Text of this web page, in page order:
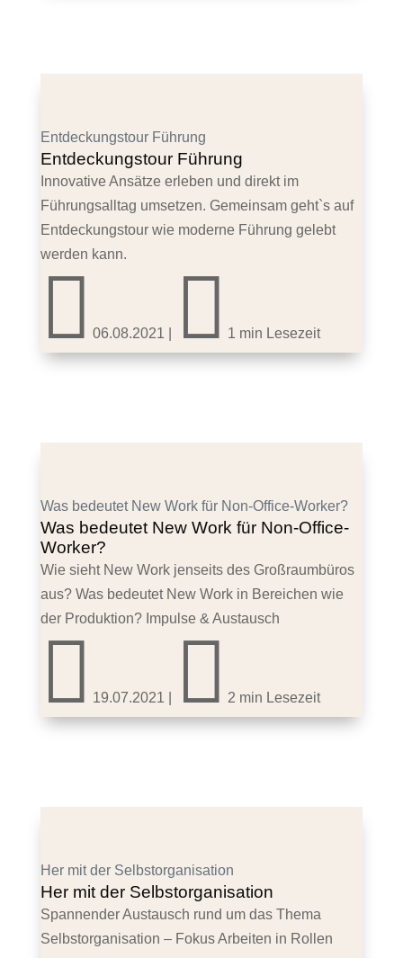
Entdeckungstour Führung
Entdeckungstour Führung
Innovative Ansätze erleben und direkt im
Führungsalltag umsetzen. Gemeinsam geht`s auf
Entdeckungstour wie moderne Führung gelebt
werden kann.
 06.08.2021  1 min Lesezeit
Was bedeutet New Work für Non-Office-Worker?
Was bedeutet New Work für Non-Office-
Worker?
Wie sieht New Work jenseits des Großraumbüros
aus? Was bedeutet New Work in Bereichen wie
der Produktion? Impulse & Austausch
 19.07.2021  2 min Lesezeit
Her mit der Selbstorganisation
Her mit der Selbstorganisation
Spannender Austausch rund um das Thema
Selbstorganisation – Fokus Arbeiten in Rollen